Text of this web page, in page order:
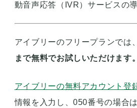
動音声応答（IVR）サービスの
アイブリーのフリープランでは
まで無料でお試しいただけます。
アイブリーの無料アカウント登
情報を入力し、050番号の場合